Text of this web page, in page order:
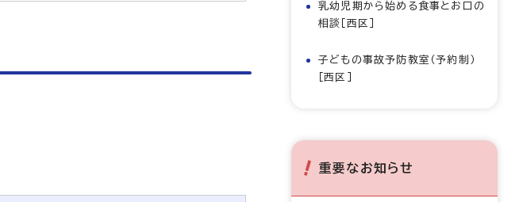
乳幼児期から始める食事とお口の
相談［西区］
子どもの事故予防教室（予約制）
［西区］
重要なお知らせ